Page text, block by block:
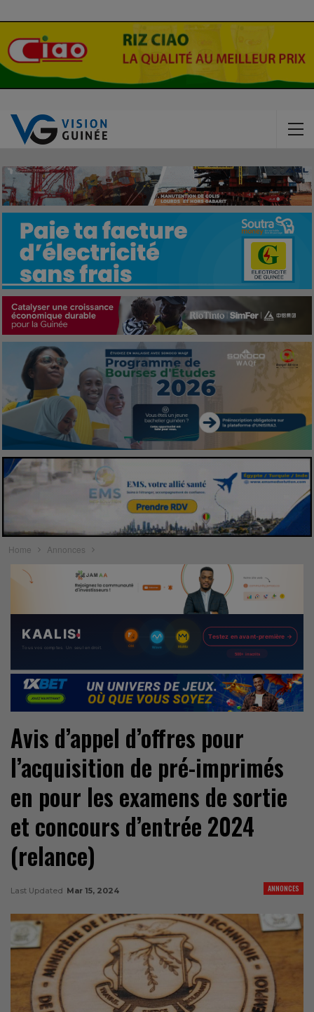
Home Annonces
Avis d’appel d’offres pour
l’acquisition de pré-imprimés
en pour les examens de sortie
et concours d’entrée 2024
(relance)
ANNONCES
Last Updated Mar 15, 2024